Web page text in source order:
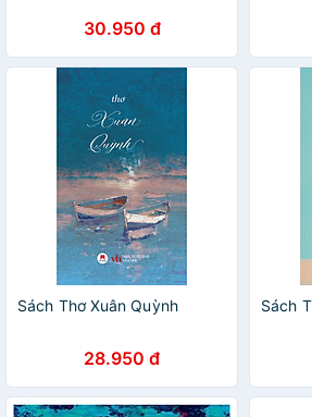
30.950 đ
Sách Thơ Xuân Quỳnh
28.950 đ
Sách